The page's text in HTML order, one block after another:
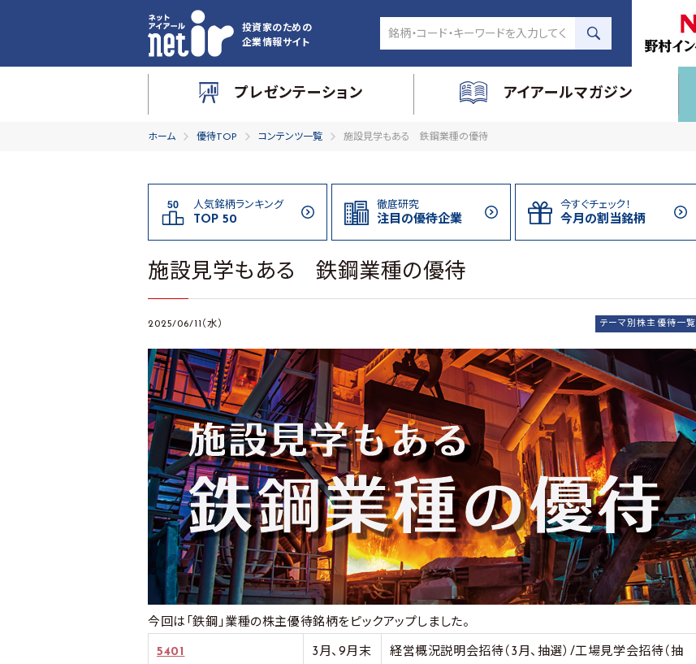
投資家のための
企業情報サイト
プレゼンテーション アイアールマガジン
ホーム 優待TOP コンテンツ一覧 施設見学もある 鉄鋼業種の優待
人気銘柄ランキング
TOP 50
徹底研究
注目の優待企業
今すぐチェック！
今月の割当銘柄
施設見学もある 鉄鋼業種の優待
2025/06/11（水） テーマ別株主優待一覧
今回は「鉄鋼」業種の株主優待銘柄をピックアップしました。
5401
3月、9月末
経営概況説明会招待（3月、抽選）/工場見学会招待（抽